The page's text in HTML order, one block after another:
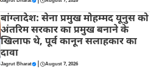
बांग्लादेश: सेना प्रमुख मोहम्मद यूनुस को
अंतरिम सरकार का प्रमुख बनाने के
खिलाफ थे, पूर्व कानून सलाहकार का
दावा
Jagrut Bharat | August 7, 2026